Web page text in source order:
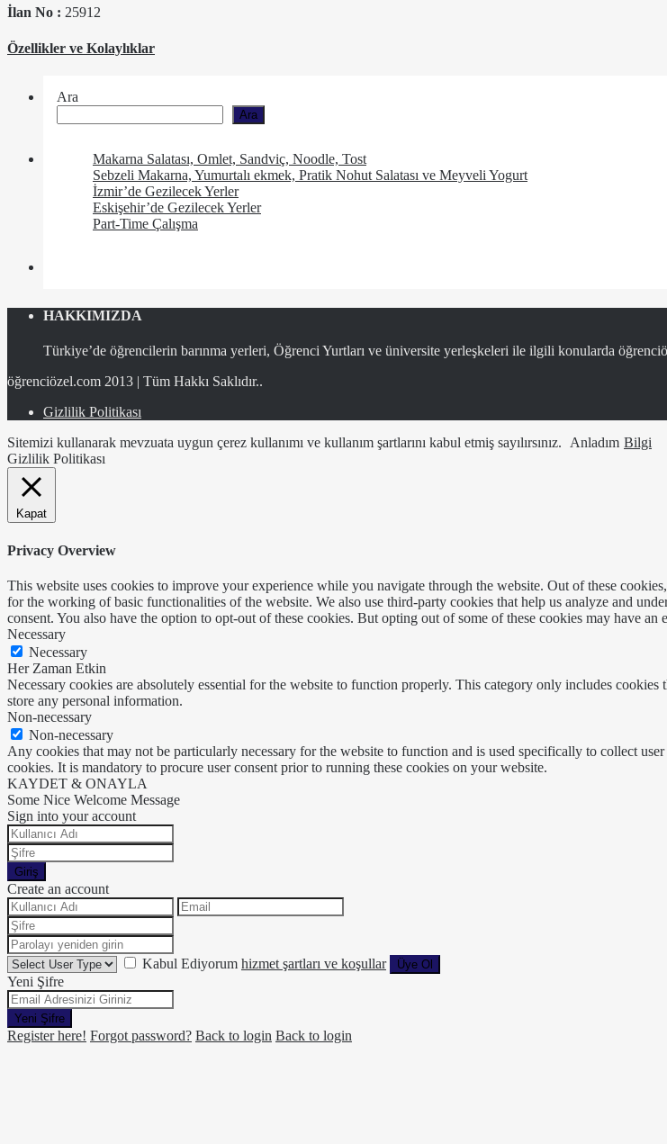
İlan No : 25912
Özellikler ve Kolaylıklar
Ara
Ara
Makarna Salatası, Omlet, Sandviç, Noodle, Tost
Sebzeli Makarna, Yumurtalı ekmek, Pratik Nohut Salatası ve Meyveli Yogurt
İzmir’de Gezilecek Yerler
Eskişehir’de Gezilecek Yerler
Part-Time Çalışma
HAKKIMIZDA
Türkiye’de öğrencilerin barınma yerleri, Öğrenci Yurtları ve üniversite yerleşkeleri ile ilgili konularda
öğrenciözel.com 2013 | Tüm Hakkı Saklıdır..
Gizlilik Politikası
Sitemizi kullanarak mevzuata uygun çerez kullanımı ve kullanım şartlarını kabul etmiş sayılırsınız. Anladım Bilgi
Gizlilik Politikası
Kapat
Privacy Overview
This website uses cookies to improve your experience while you navigate through the website. Out of these
for the working of basic functionalities of the website. We also use third-party cookies that help us analyze and
consent. You also have the option to opt-out of these cookies. But opting out of some of these cookies may have
Necessary
Necessary
Her Zaman Etkin
Necessary cookies are absolutely essential for the website to function properly. This category only includes
store any personal information.
Non-necessary
Non-necessary
Any cookies that may not be particularly necessary for the website to function and is used specifically to collect
cookies. It is mandatory to procure user consent prior to running these cookies on your website.
KAYDET & ONAYLA
Some Nice Welcome Message
Sign into your account
Giriş
Create an account
Kabul Ediyorum hizmet şartları ve koşullar Üye Ol
Yeni Şifre
Yeni Şifre
Register here! Forgot password? Back to login Back to login